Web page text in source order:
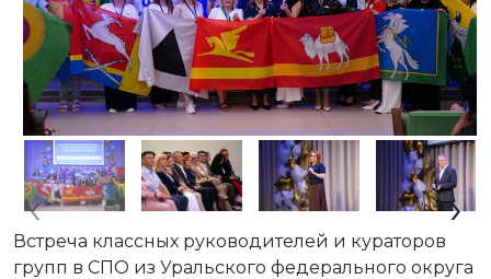
‹ ›
Встреча классных руководителей и кураторов
групп в СПО из Уральского федерального округа